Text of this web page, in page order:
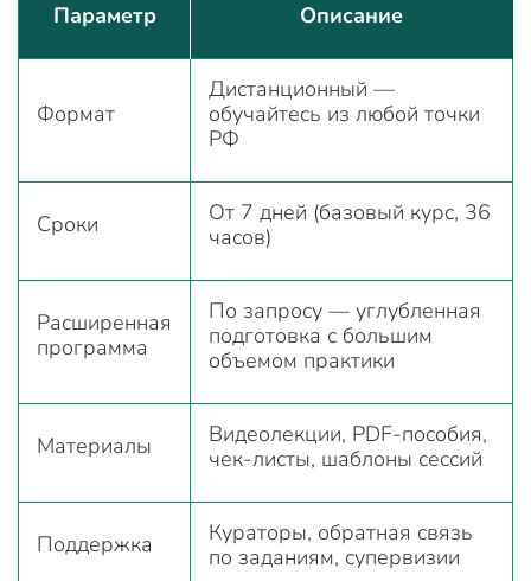
Параметр Описание
Формат
Дистанционный —
обучайтесь из любой точки
РФ
Сроки
От 7 дней (базовый курс, 36
часов)
Расширенная
программа
По запросу — углубленная
подготовка с большим
объемом практики
Материалы
Видеолекции, PDF-пособия,
чек-листы, шаблоны сессий
Поддержка
Кураторы, обратная связь
по заданиям, супервизии